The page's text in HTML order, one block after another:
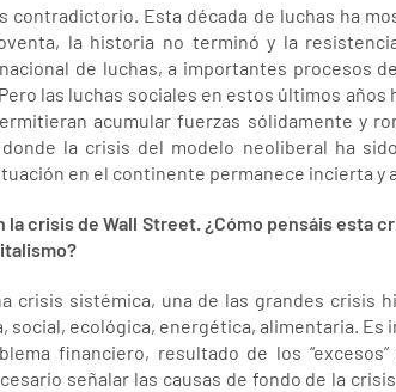
contradictorio. Esta década de luchas ha
la historia no terminó y la
de luchas, a importantes procesos
las luchas sociales en estos últimos
acumular fuerzas sólidamente y
la crisis del modelo neoliberal ha
en el continente permanece incierta y
la crisis de Wall Street. ¿Cómo pensáis esta
crisis sistémica, una de las grandes crisis
ecológica, energética, alimentaria. Es
financiero, resultado de los
señalar las causas de fondo de la